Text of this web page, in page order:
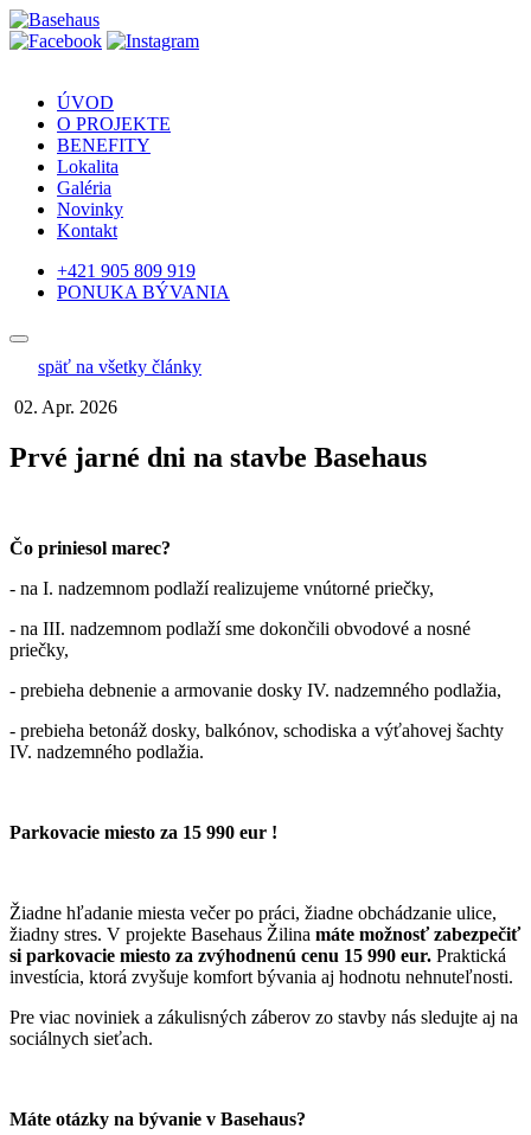
ÚVOD
O PROJEKTE
BENEFITY
Lokalita
Galéria
Novinky
Kontakt
+421 905 809 919
PONUKA BÝVANIA
späť na všetky články
02. Apr. 2026
Prvé jarné dni na stavbe Basehaus
Čo priniesol marec?
- na I. nadzemnom podlaží realizujeme vnútorné priečky,
- na III. nadzemnom podlaží sme dokončili obvodové a nosné
priečky,
- prebieha debnenie a armovanie dosky IV. nadzemného podlažia,
- prebieha betonáž dosky, balkónov, schodiska a výťahovej šachty
IV. nadzemného podlažia.
Parkovacie miesto za 15 990 eur !
Žiadne hľadanie miesta večer po práci, žiadne obchádzanie ulice,
žiadny stres. V projekte Basehaus Žilina máte možnosť zabezpečiť
si parkovacie miesto za zvýhodnenú cenu 15 990 eur. Praktická
investícia, ktorá zvyšuje komfort bývania aj hodnotu nehnuteľnosti.
Pre viac noviniek a zákulisných záberov zo stavby nás sledujte aj na
sociálnych sieťach.
Máte otázky na bývanie v Basehaus?